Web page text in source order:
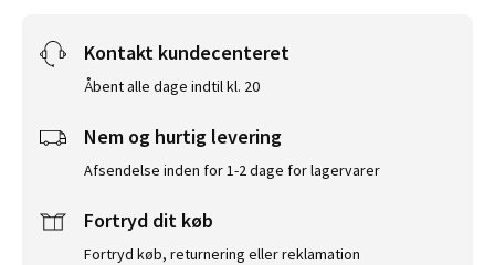
Kontakt kundecenteret
Åbent alle dage indtil kl. 20
Nem og hurtig levering
Afsendelse inden for 1-2 dage for lagervarer
Fortryd dit køb
Fortryd køb, returnering eller reklamation